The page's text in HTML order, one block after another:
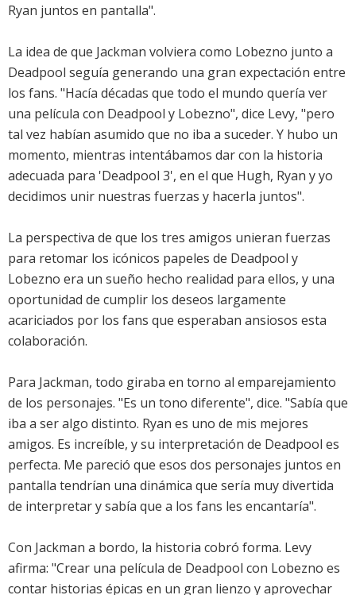
Ryan juntos en pantalla".
La idea de que Jackman volviera como Lobezno junto a
Deadpool seguía generando una gran expectación entre
los fans. "Hacía décadas que todo el mundo quería ver
una película con Deadpool y Lobezno", dice Levy, "pero
tal vez habían asumido que no iba a suceder. Y hubo un
momento, mientras intentábamos dar con la historia
adecuada para 'Deadpool 3', en el que Hugh, Ryan y yo
decidimos unir nuestras fuerzas y hacerla juntos".
La perspectiva de que los tres amigos unieran fuerzas
para retomar los icónicos papeles de Deadpool y
Lobezno era un sueño hecho realidad para ellos, y una
oportunidad de cumplir los deseos largamente
acariciados por los fans que esperaban ansiosos esta
colaboración.
Para Jackman, todo giraba en torno al emparejamiento
de los personajes. "Es un tono diferente", dice. "Sabía que
iba a ser algo distinto. Ryan es uno de mis mejores
amigos. Es increíble, y su interpretación de Deadpool es
perfecta. Me pareció que esos dos personajes juntos en
pantalla tendrían una dinámica que sería muy divertida
de interpretar y sabía que a los fans les encantaría".
Con Jackman a bordo, la historia cobró forma. Levy
afirma: "Crear una película de Deadpool con Lobezno es
contar historias épicas en un gran lienzo y aprovechar